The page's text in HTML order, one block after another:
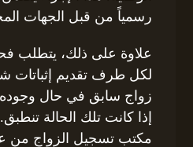
رسمياً من قبل الجهات
علاوة على ذلك، يتطلب
لكل طرف تقديم إثباتات
زواج سابق في حال وجوده
إذا كانت تلك الحالة
مكتب تسجيل الزواج من